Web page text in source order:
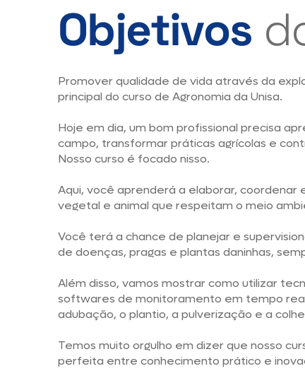
Objetivos
Promover qualidade de vida através da
principal do curso de Agronomia da Unisa.
Hoje em dia, um bom profissional precisa
campo, transformar práticas agrícolas e
Nosso curso é focado nisso.
Aqui, você aprenderá a elaborar,
vegetal e animal que respeitam o meio
Você terá a chance de planejar e
de doenças, pragas e plantas daninhas,
Além disso, vamos mostrar como utilizar
softwares de monitoramento em tempo
adubação, o plantio, a pulverização e a
Temos muito orgulho em dizer que nosso
perfeita entre conhecimento prático e